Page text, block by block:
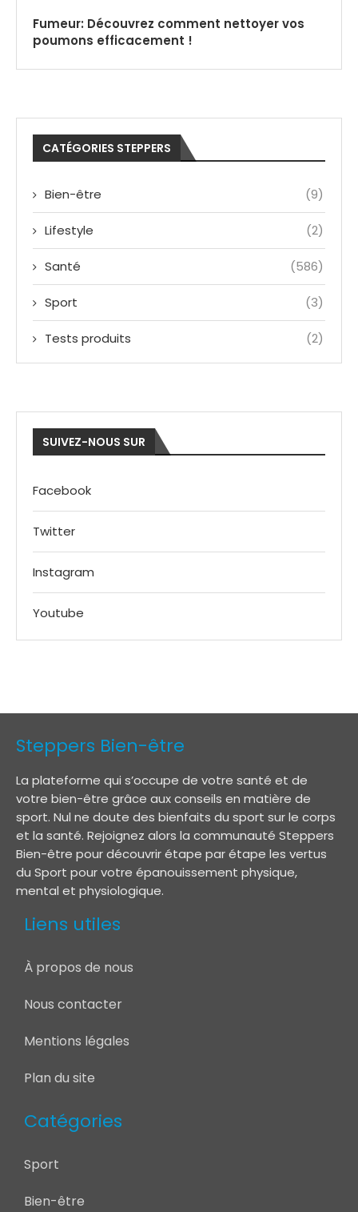
Fumeur: Découvrez comment nettoyer vos
poumons efficacement !
CATÉGORIES STEPPERS
Bien-être (9)
Lifestyle (2)
Santé (586)
Sport (3)
Tests produits (2)
SUIVEZ-NOUS SUR
Facebook
Twitter
Instagram
Youtube
Steppers Bien-être
La plateforme qui s’occupe de votre santé et de
votre bien-être grâce aux conseils en matière de
sport. Nul ne doute des bienfaits du sport sur le corps
et la santé. Rejoignez alors la communauté Steppers
Bien-être pour découvrir étape par étape les vertus
du Sport pour votre épanouissement physique,
mental et physiologique.
Liens utiles
À propos de nous
Nous contacter
Mentions légales
Plan du site
Catégories
Sport
Bien-être